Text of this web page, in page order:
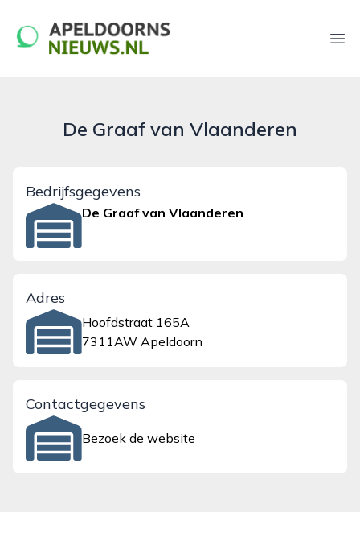
apeldoornsnieuws.nl
De Graaf van Vlaanderen
Bedrijfsgegevens
De Graaf van Vlaanderen
Adres
Hoofdstraat 165A
7311AW Apeldoorn
Contactgegevens
Bezoek de website